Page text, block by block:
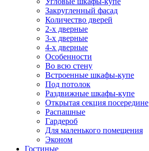
Закругленный фасад
Количество дверей
2-х дверные
3-х дверные
4-х дверные
Особенности
Во всю стену
Встроенные шкафы-купе
Под потолок
Раздвижные шкафы-купе
Открытая секция посередине
Распашные
Гардероб
Для маленького помещения
Эконом
Гостиные